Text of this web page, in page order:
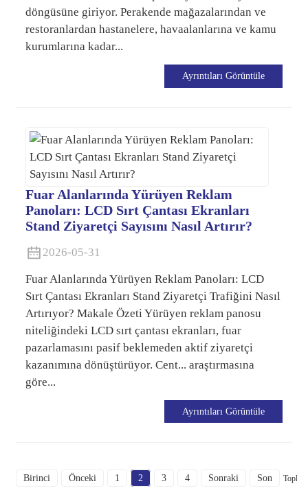
döngüsüne giriyor. Perakende mağazalarından ve
restoranlardan hastanelere, havaalanlarına ve kamu
kurumlarına kadar...
Ayrıntıları Görüntüle
Fuar Alanlarında Yürüyen Reklam
Panoları: LCD Sırt Çantası Ekranları
Stand Ziyaretçi Sayısını Nasıl Artırır?
2026-05-31
Fuar Alanlarında Yürüyen Reklam Panoları: LCD
Sırt Çantası Ekranları Stand Ziyaretçi Trafiğini Nasıl
Artırıyor? Makale Özeti Yürüyen reklam panosu
niteliğindeki LCD sırt çantası ekranları, fuar
pazarlamasını pasif beklemeden aktif ziyaretçi
kazanımına dönüştürüyor. Cent... araştırmasına
göre...
Ayrıntıları Görüntüle
Birinci Önceki 1 2 3 4 Sonraki Son Toplam